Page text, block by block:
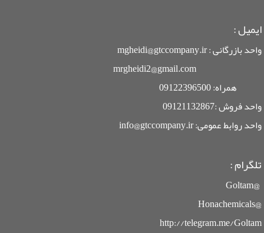
ایمیل:
واحد بازرگانی : mgheidi@gtccompany.ir
mrgheidi2@gmail.com
همراه: 09122396500
واحد فروش :09121132867
واحد روابط عمومی: info@gtccompany.ir
تلگرام :
@Goltam
@Honachemicals
http://telegram.me/Goltam